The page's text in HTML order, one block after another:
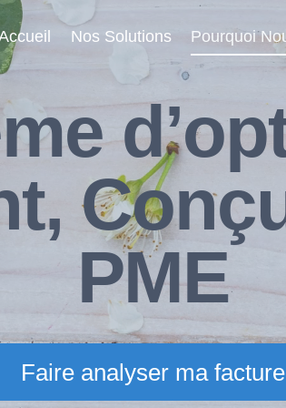
Nos Solutions Pourquoi
PME
Faire analyser ma facture